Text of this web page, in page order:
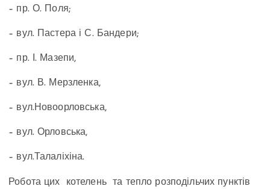
– пр. О. Поля;
– вул. Пастера і С. Бандери;
– пр. І. Мазепи,
– вул. В. Мерзленка,
– вул.Новоорловська,
– вул. Орловська,
– вул.Талаліхіна.
Робота цих котелень та тепло розподільчих пунктів